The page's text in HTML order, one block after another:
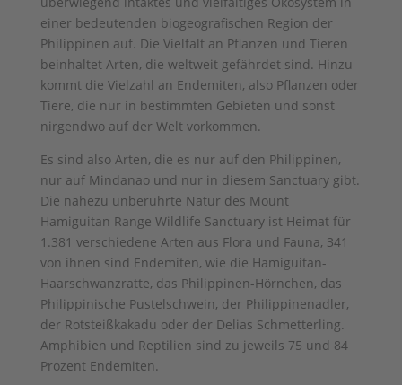
powered by Usercentrics Consent
Management Platform&eRecht24
einer bedeutenden biogeografischen Region der
Philippinen auf. Die Vielfalt an Pflanzen und Tieren
beinhaltet Arten, die weltweit gefährdet sind. Hinzu
kommt die Vielzahl an Endemiten, also Pflanzen oder
Tiere, die nur in bestimmten Gebieten und sonst
nirgendwo auf der Welt vorkommen.
Es sind also Arten, die es nur auf den Philippinen,
nur auf Mindanao und nur in diesem Sanctuary gibt.
Die nahezu unberührte Natur des Mount
Hamiguitan Range Wildlife Sanctuary ist Heimat für
1.381 verschiedene Arten aus Flora und Fauna, 341
von ihnen sind Endemiten, wie die Hamiguitan-
Haarschwanzratte, das Philippinen-Hörnchen, das
Philippinische Pustelschwein, der Philippinenadler,
der Rotsteißkakadu oder der Delias Schmetterling.
Amphibien und Reptilien sind zu jeweils 75 und 84
Prozent Endemiten.